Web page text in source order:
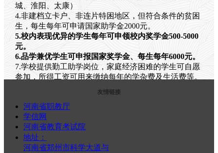
学
特
色
校
园
环
境
专
绍
机
电
技
术
应
城、淮阳、太康）
4.非建档立卡户、非连片特困地区，但符合条件的贫困
生，每生每年可申请国家助学金2000元。
5.校内表现优异的学生每年可申领校内奖学金500-5000
元。
6.品学兼优学生可申报国家奖学金、每生每年6000元。
7.学校提供勤工助学岗位，家庭经济困难的学生可自愿
参加，所得工资可用来缴纳每年的学杂费及生活费等。
中职国家奖学金由中央财政出资设立，用于奖励具有中
友情链接
河南省职教厅
学信网
河南省教育考试院
地址：
河南省郑州市科学大道与